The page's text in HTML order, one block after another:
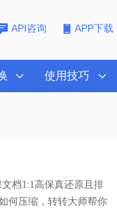
API咨询 APP下载
使用技巧
档1:1高保真还原且排
何压缩，转转大师帮你